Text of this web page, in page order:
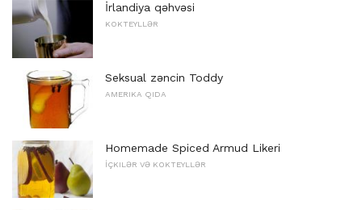
İrlandiya qəhvəsi
KOKTEYLLƏR
Seksual zəncin Toddy
AMERIKA QIDA
Homemade Spiced Armud Likeri
İÇKILƏR VƏ KOKTEYLLƏR